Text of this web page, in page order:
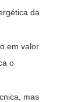
da
em valor
o
mas